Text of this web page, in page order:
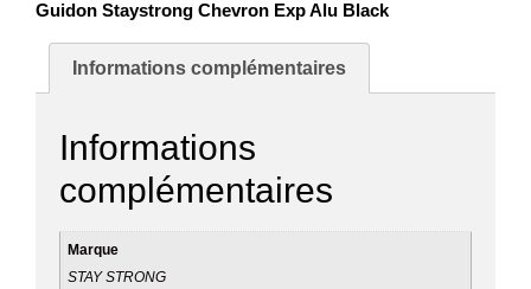
Guidon Staystrong Chevron Exp Alu Black
Informations complémentaires
Informations
complémentaires
Marque
STAY STRONG